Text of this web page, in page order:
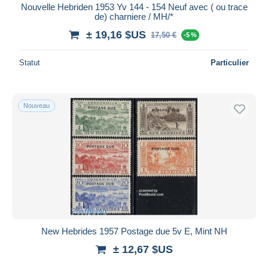
Nouvelle Hebriden 1953 Yv 144 - 154 Neuf avec ( ou trace
de) charniere / MH/*
± 19,16 $US 17,50 € -5 %
Statut Particulier
Nouveau
New Hebrides 1957 Postage due 5v E, Mint NH
± 12,67 $US